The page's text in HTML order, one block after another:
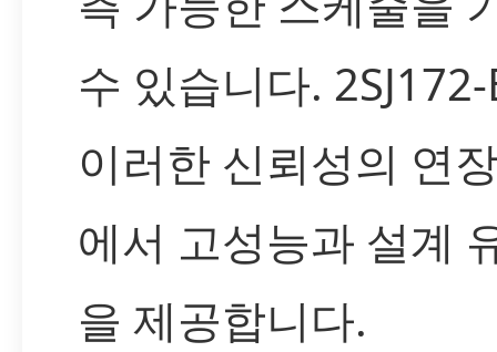
수 있습니다.
이러한 신뢰성의 연
에서 고성능과 설계
을 제공합니다.